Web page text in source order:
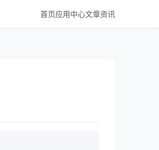
首页应用中心文章资讯